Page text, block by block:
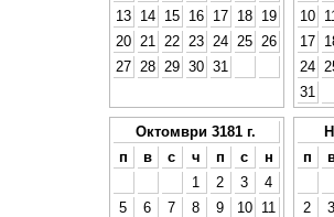
13
14 15 16 17 18
19
20
21 22 23 24 25
26
27
28 29 30 31
10
17
24
31
Октомври 3181 г.
п
в с ч п с
н
1
2 3
4
5
6 7 8 9 10
11
п
2
3